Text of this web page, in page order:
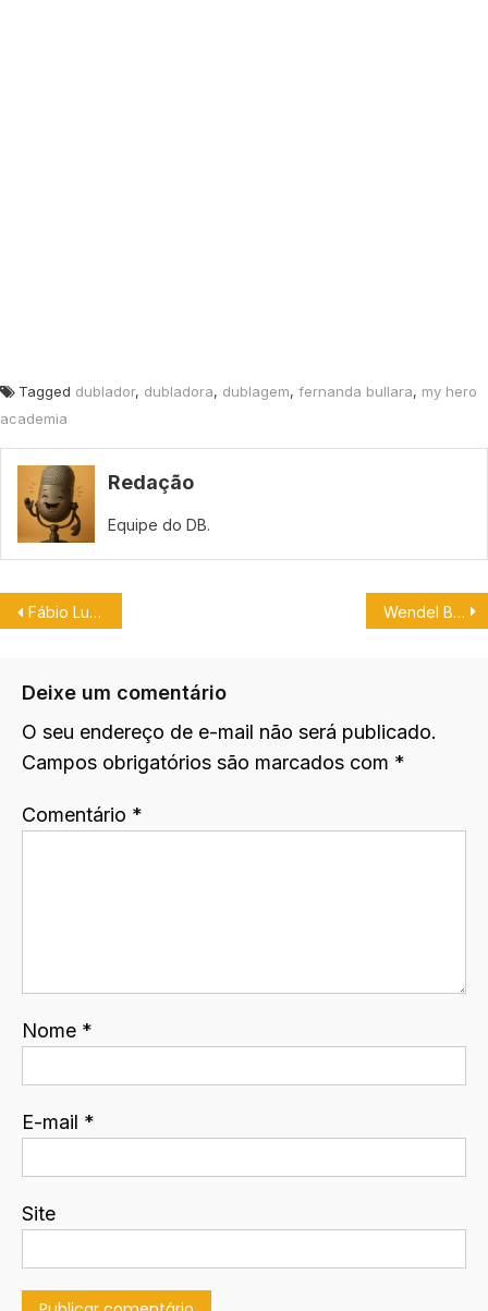
Tagged dublador, dubladora, dublagem, fernanda bullara, my hero
academia
Redação
Equipe do DB.
Fábio Lucindo estará na dublagem de My Hero Academia 2: Heróis. Wendel Bezerra desafia Bibi a dublar o Cebolinha.
Deixe um comentário
O seu endereço de e-mail não será publicado.
Campos obrigatórios são marcados com *
Comentário *
Nome *
E-mail *
Site